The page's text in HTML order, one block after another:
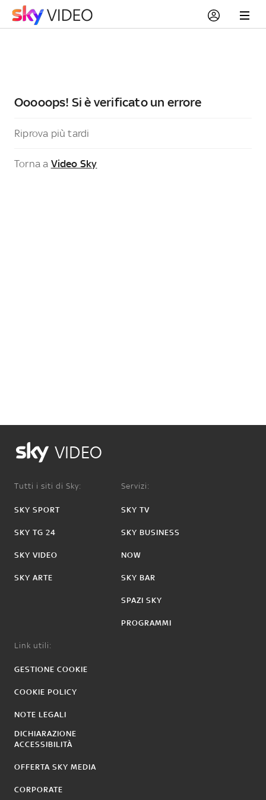
Ooooops! Si è verificato un errore
Riprova più tardi
Torna a Video Sky
VIDEO
Tutti i siti di Sky:
SKY SPORT
SKY TG 24
SKY VIDEO
SKY ARTE
Servizi:
SKY TV
SKY BUSINESS
NOW
SKY BAR
SPAZI SKY
PROGRAMMI
Link utili:
GESTIONE COOKIE
COOKIE POLICY
NOTE LEGALI
DICHIARAZIONE
ACCESSIBILITÀ
OFFERTA SKY MEDIA
CORPORATE